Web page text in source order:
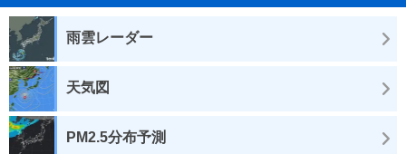
雨雲レーダー
天気図
PM2.5分布予測